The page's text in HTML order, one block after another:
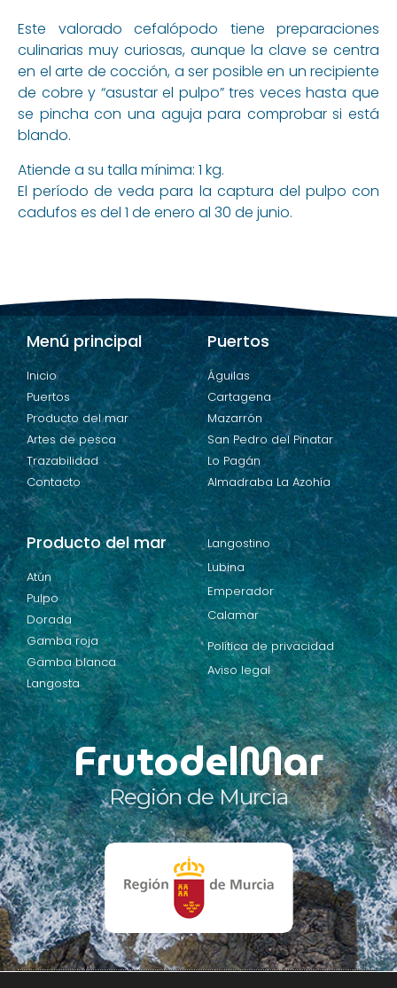
Este valorado cefalópodo tiene preparaciones
culinarias muy curiosas, aunque la clave se centra
en el arte de cocción, a ser posible en un recipiente
de cobre y “asustar el pulpo” tres veces hasta que
se pincha con una aguja para comprobar si está
blando.
Atiende a su talla mínima: 1 kg.
El período de veda para la captura del pulpo con
cadufos es del 1 de enero al 30 de junio.
Menú principal
Inicio
Puertos
Producto del mar
Artes de pesca
Trazabilidad
Contacto
Puertos
Águilas
Cartagena
Mazarrón
San Pedro del Pinatar
Lo Pagán
Almadraba La Azohía
Producto del mar
Atún
Pulpo
Dorada
Gamba roja
Gamba blanca
Langosta
Langostino
Lubina
Emperador
Calamar
Política de privacidad
Aviso legal
FrutodelMar
Región de Murcia